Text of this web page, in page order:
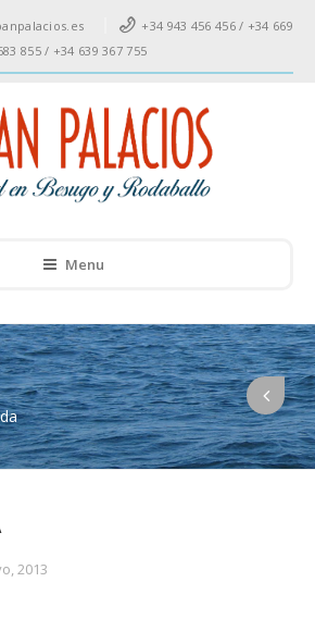
+34 943 456 456 / +34 669
855 / +34 639 367 755
Menu
2013